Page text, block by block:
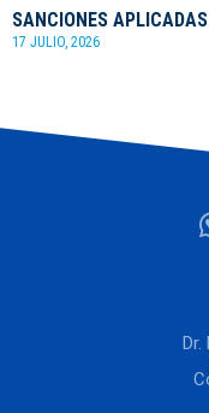
SANCIONES
17 JULIO, 2026
Dr.